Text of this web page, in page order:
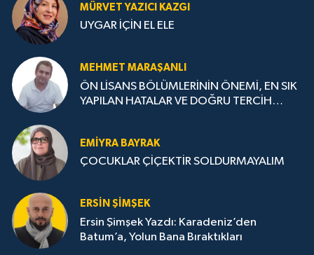
MÜRVET YAZICI KAZGI
UYGAR İÇİN EL ELE
MEHMET MARAŞANLI
ÖN LİSANS BÖLÜMLERİNİN ÖNEMİ, EN SIK
YAPILAN HATALAR VE DOĞRU TERCİH
EMIYRA BAYRAK
ÇOCUKLAR ÇİÇEKTİR SOLDURMAYALIM
ERSIN ŞIMŞEK
Ersin Şimşek Yazdı: Karadeniz’den
Batum’a, Yolun Bana Bıraktıkları